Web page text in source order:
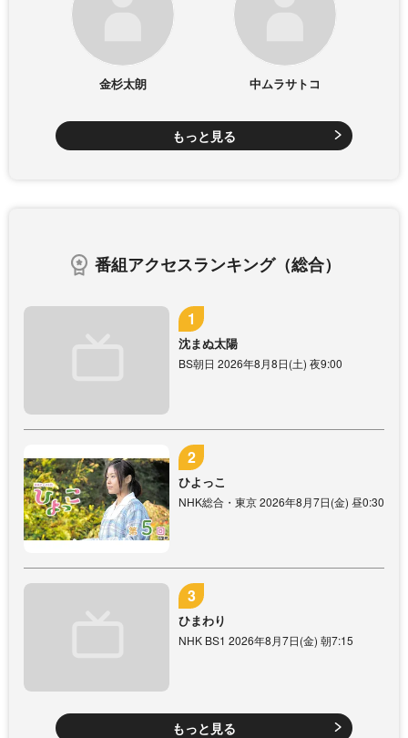
金杉太朗 中ムラサトコ
もっと見る
番組アクセスランキング（総合）
沈まぬ太陽
BS朝日 2026年8月8日(土) 夜9:00
ひよっこ
NHK総合・東京 2026年8月7日(金) 昼0:30
ひまわり
NHK BS1 2026年8月7日(金) 朝7:15
もっと見る